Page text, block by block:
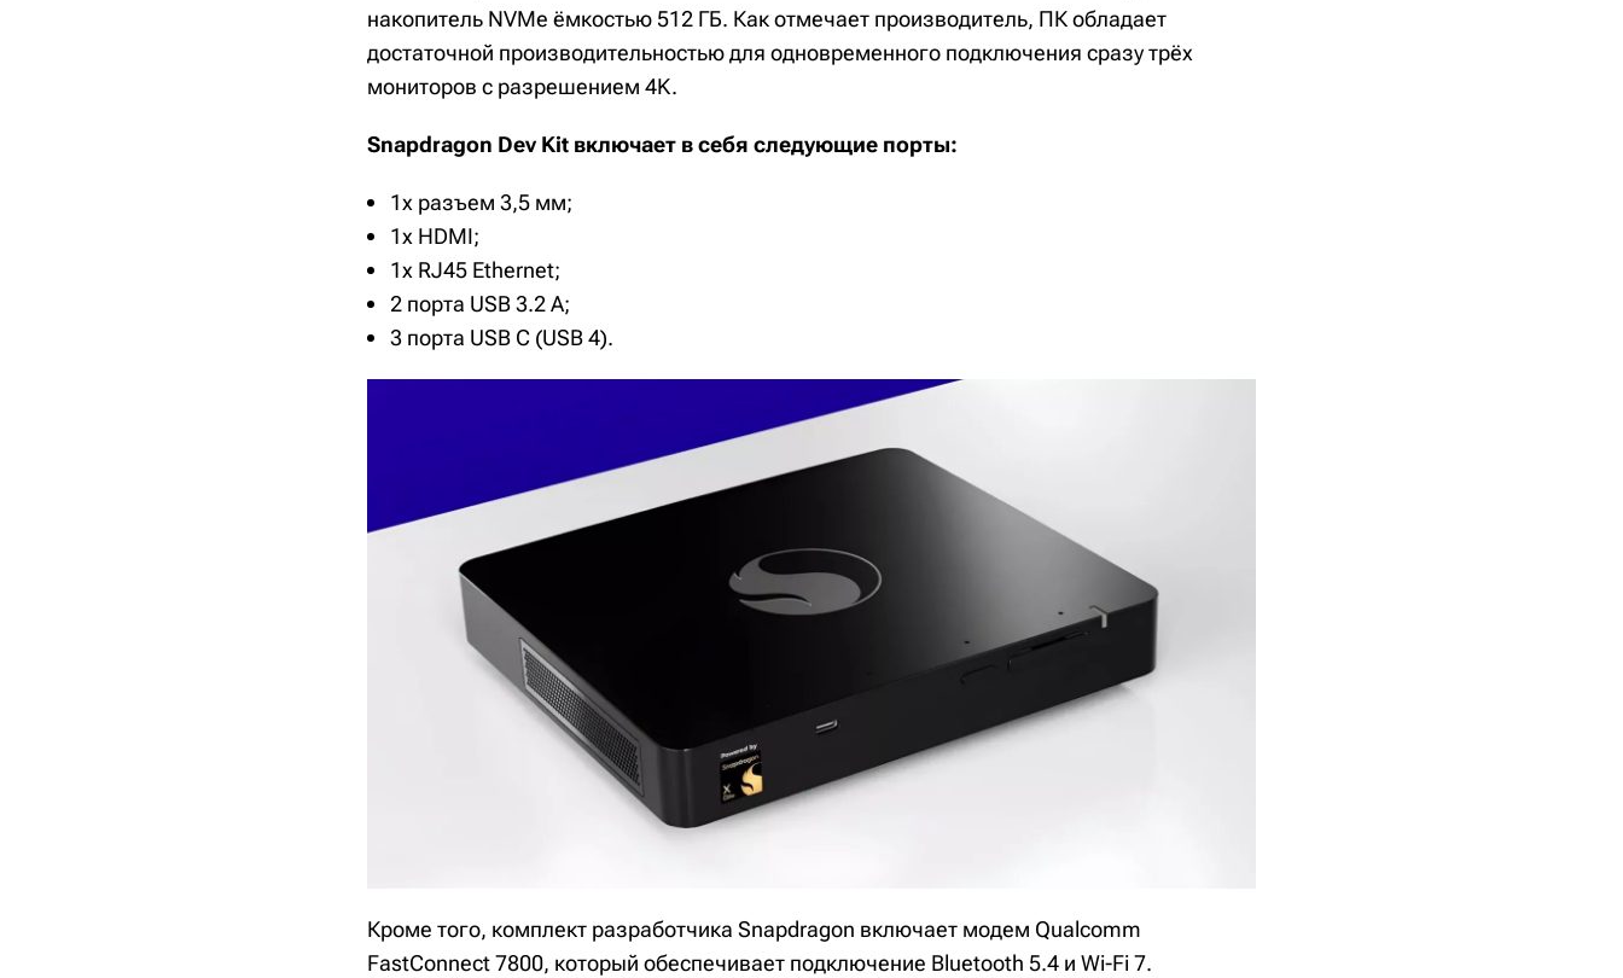
накопитель NVMe ёмкостью 512 ГБ. Как отмечает производитель, ПК обладает
достаточной производительностью для одновременного подключения сразу трёх
мониторов с разрешением 4K.
Snapdragon Dev Kit включает в себя следующие порты:
1x разъем 3,5 мм;
1x HDMI;
1x RJ45 Ethernet;
2 порта USB 3.2 А;
3 порта USB C (USB 4).
Кроме того, комплект разработчика Snapdragon включает модем Qualcomm
FastConnect 7800, который обеспечивает подключение Bluetooth 5.4 и Wi-Fi 7.